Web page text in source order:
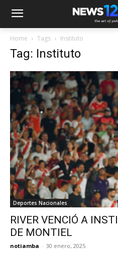
Home Tags Instituto
Tag: Instituto
Deportes Nacionales
RIVER VENCIÓ A
DE MONTIEL
notiamba - 30 enero, 2025